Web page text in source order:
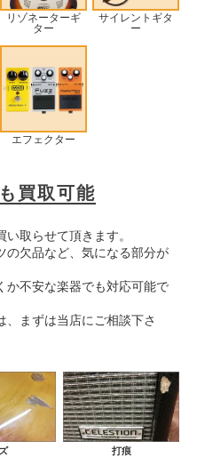
リゾネーターギ
ター
サイレントギタ
ー
エフェクター
買取可能
取らせて頂きます。
の欠品など、気になる部分が
か不安な楽器でも対応可能で
まずは当店にご相談下さ
打痕